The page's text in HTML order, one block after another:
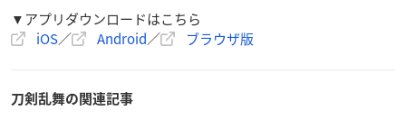
(3/5)
増加させる新しい便利道具です。
▼アプリダウンロードはこちら
iOS／ Android／ ブラウザ版
刀剣乱舞の関連記事